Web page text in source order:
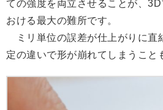
ての強度を両立させることが、
おける最大の難所です。
ミリ単位の誤差が仕上がりに直
定の違いで形が崩れてしまうこと